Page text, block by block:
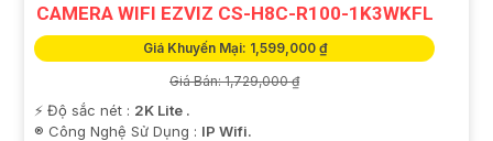
CAMERA WIFI EZVIZ CS-H8C-R100-1K3WKFL
Giá Khuyến Mại: 1,599,000 ₫
Giá Bán: 1,729,000 ₫
️⚡ Độ sắc nét : 2K Lite .
®️ Công Nghệ Sử Dụng : IP Wifi.